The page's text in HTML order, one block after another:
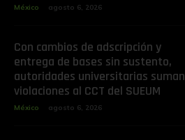
México agosto 6, 2026
Con cambios de adscripción y
entrega de bases sin sustento,
autoridades universitarias suman
violaciones al CCT del SUEUM
México agosto 6, 2026